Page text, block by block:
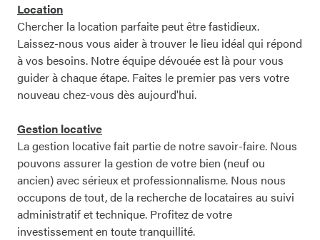
Location
Chercher la location parfaite peut être fastidieux.
Laissez-nous vous aider à trouver le lieu idéal qui répond
à vos besoins. Notre équipe dévouée est là pour vous
guider à chaque étape. Faites le premier pas vers votre
nouveau chez-vous dès aujourd'hui.
Gestion locative
La gestion locative fait partie de notre savoir-faire. Nous
pouvons assurer la gestion de votre bien (neuf ou
ancien) avec sérieux et professionnalisme. Nous nous
occupons de tout, de la recherche de locataires au suivi
administratif et technique. Profitez de votre
investissement en toute tranquillité.